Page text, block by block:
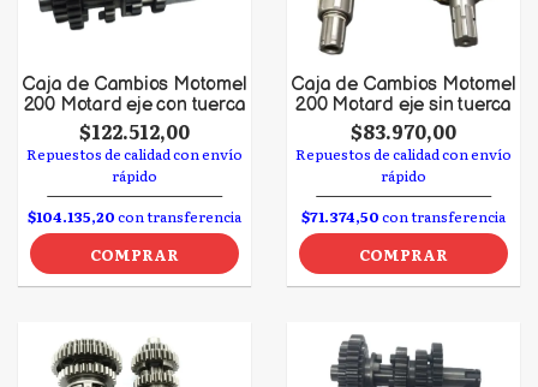
Caja de Cambios Motomel
200 Motard eje con tuerca
$122.512,00
Repuestos de calidad con envío
rápido
$104.135,20con transferencia
COMPRAR
Caja de Cambios Motomel
200 Motard eje sin tuerca
$83.970,00
Repuestos de calidad con envío
rápido
$71.374,50con transferencia
COMPRAR